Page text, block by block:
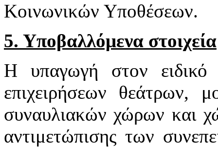
Κοινωνικών Υποθέσεων.
5. Υποβαλλόμενα στοιχεία
Η υπαγωγή στον ειδικό
επιχειρήσεων θεάτρων,
συναυλιακών χώρων και
αντιμετώπισης των